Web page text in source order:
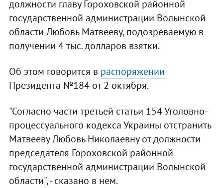
должности главу Гороховской районной
государственной администрации Волынской
области Любовь Матвееву, подозреваемую в
получении 4 тыс. долларов взятки.
Об этом говорится в распоряжении
Президента №184 от 2 октября.
"Согласно части третьей статьи 154 Уголовно-
процессуального кодекса Украины отстранить
Матвееву Любовь Николаевну от должности
председателя Гороховской районной
государственной администрации Волынской
области", - сказано в нем.